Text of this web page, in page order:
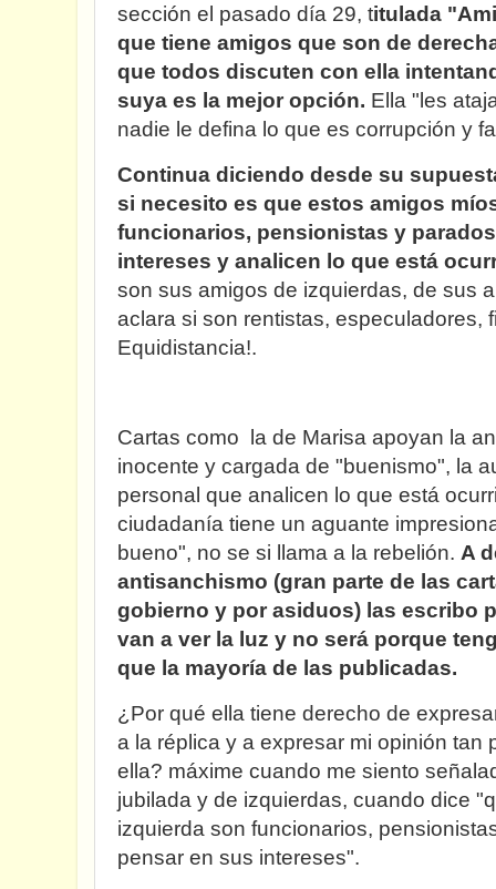
sección el pasado día 29, titulada
que tiene amigos que son de
que todos discuten con ella
suya es la mejor opción. Ella "les
nadie le defina lo que es corrupción y
Continua diciendo desde su
si necesito es que estos amigos
funcionarios, pensionistas y
intereses y analicen lo que está
son sus amigos de izquierdas, de sus
aclara si son rentistas, especuladores,
Equidistancia!.
Cartas como la de Marisa apoyan la
inocente y cargada de "buenismo", la
personal que analicen lo que está
ciudadanía tiene un aguante
bueno", no se si llama a la rebelión. A
antisanchismo (gran parte de las
gobierno y por asiduos) las escribo
van a ver la luz y no será porque
que la mayoría de las publicadas.
¿Por qué ella tiene derecho de
a la réplica y a expresar mi opinión tan
ella? máxime cuando me siento
jubilada y de izquierdas, cuando dice
izquierda son funcionarios,
pensar en sus intereses".